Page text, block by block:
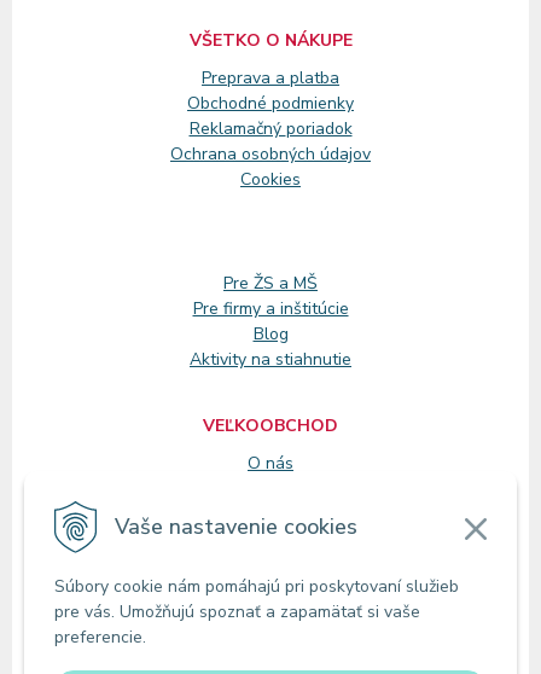
Vaše nastavenie cookies
Súbory cookie nám pomáhajú pri poskytovaní služieb
pre vás. Umožňujú spoznať a zapamätať si vaše
preferencie.
VŠETKO O NÁKUPE
Preprava a platba
Obchodné podmienky
Reklamačný poriadok
Ochrana osobných údajov
Cookies
Pre ŽS a MŠ
Pre firmy a inštitúcie
Blog
Aktivity na stiahnutie
VEĽKOOBCHOD
O nás
Zákaznícke oddelenie
Predajne